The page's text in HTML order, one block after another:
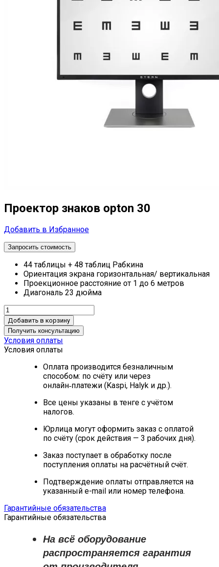
Проектор знаков opton 30
Добавить в Избранное
Запросить стоимость
44 таблицы + 48 таблиц Рабкина
Ориентация экрана горизонтальная/ вертикальная
Проекционное расстояние от 1 до 6 метров
Диагональ 23 дюйма
Добавить в корзину
Получить консультацию
Условия оплаты
Условия оплаты
Оплата производится безналичным
способом: по счёту или через
онлайн‑платежи (Kaspi, Halyk и др.).
Все цены указаны в тенге с учётом
налогов.
Юрлица могут оформить заказ с оплатой
по счёту (срок действия — 3 рабочих дня).
Заказ поступает в обработку после
поступления оплаты на расчётный счёт.
Подтверждение оплаты отправляется на
указанный e-mail или номер телефона.
Гарантийные обязательства
Гарантийные обязательства
На всё оборудование
распространяется гарантия